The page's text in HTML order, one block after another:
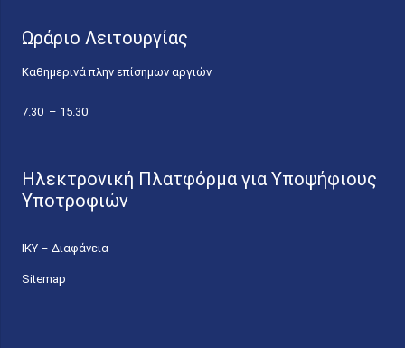
Ωράριο Λειτουργίας
Καθημερινά πλην επίσημων αργιών
7.30 – 15.30
Ηλεκτρονική Πλατφόρμα για Υποψήφιους
Υποτροφιών
ΙΚΥ – Διαφάνεια
Sitemap